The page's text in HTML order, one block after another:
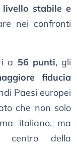
livello stabile e
nei confronti
a 56 punti, gli
fiducia
Paesi europei
che non solo
italiano, ma
centro della